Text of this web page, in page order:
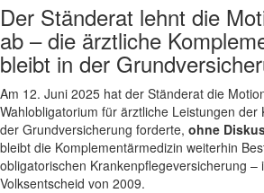
Der Ständerat lehnt die
ab – die ärztliche
bleibt in der
Am 12. Juni 2025 hat der Ständerat die
Wahlobligatorium für ärztliche Leistungen der
der Grundversicherung forderte, ohne
bleibt die Komplementärmedizin weiterhin
obligatorischen Krankenpflegeversicherung –
Volksentscheid von 2009.